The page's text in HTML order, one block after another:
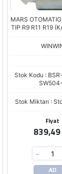
MARS
TIP R9 R11 R19
Stok Kodu :
Stok Miktarı :
Fiyat
-
AD